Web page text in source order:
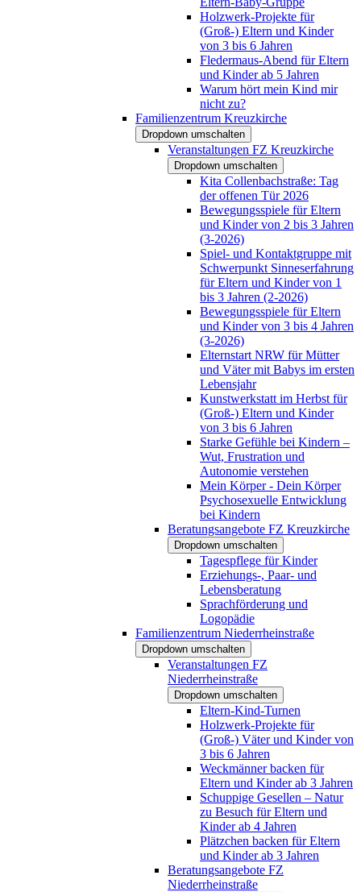
Holzwerk-Projekte für
(Groß-) Eltern und Kinder
von 3 bis 6 Jahren
Fledermaus-Abend für Eltern
und Kinder ab 5 Jahren
Warum hört mein Kind mir
nicht zu?
Familienzentrum Kreuzkirche
Dropdown umschalten
Veranstaltungen FZ Kreuzkirche
Dropdown umschalten
Kita Collenbachstraße: Tag
der offenen Tür 2026
Bewegungsspiele für Eltern
und Kinder von 2 bis 3 Jahren
(3-2026)
Spiel- und Kontaktgruppe mit
Schwerpunkt Sinneserfahrung
für Eltern und Kinder von 1
bis 3 Jahren (2-2026)
Bewegungsspiele für Eltern
und Kinder von 3 bis 4 Jahren
(3-2026)
Elternstart NRW für Mütter
und Väter mit Babys im ersten
Lebensjahr
Kunstwerkstatt im Herbst für
(Groß-) Eltern und Kinder
von 3 bis 6 Jahren
Starke Gefühle bei Kindern –
Wut, Frustration und
Autonomie verstehen
Mein Körper - Dein Körper
Psychosexuelle Entwicklung
bei Kindern
Beratungsangebote FZ Kreuzkirche
Dropdown umschalten
Tagespflege für Kinder
Erziehungs-, Paar- und
Lebensberatung
Sprachförderung und
Logopädie
Familienzentrum Niederrheinstraße
Dropdown umschalten
Veranstaltungen FZ
Niederrheinstraße
Dropdown umschalten
Eltern-Kind-Turnen
Holzwerk-Projekte für
(Groß-) Väter und Kinder von
3 bis 6 Jahren
Weckmänner backen für
Eltern und Kinder ab 3 Jahren
Schuppige Gesellen – Natur
zu Besuch für Eltern und
Kinder ab 4 Jahren
Plätzchen backen für Eltern
und Kinder ab 3 Jahren
Beratungsangebote FZ
Niederrheinstraße